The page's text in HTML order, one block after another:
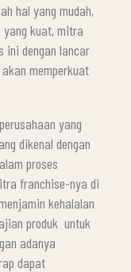
hal yang mudah,
yang kuat, mitra
ini dengan lancar
memperkuat
yang
dikenal dengan
proses
franchise-nya di
kehalalan
produk untuk
adanya
dapat